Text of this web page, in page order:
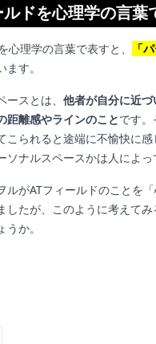
ドを心理学の言葉
心理学の言葉で表すと、
「
す。
スとは、 他者が自分に近
距離感やラインのことです
こられると途端に不愉快に感
ソナルスペースかは人によっ
ルがATフィールドのことを
したが、このように考えて
か。